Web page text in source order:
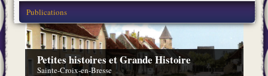
Publications
Petites histoires et Grande Histoire
Sainte-Croix-en-Bresse